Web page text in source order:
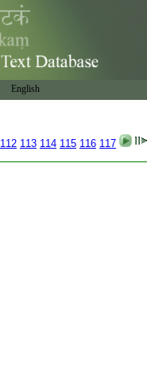
English
112 113 114 115 116 117